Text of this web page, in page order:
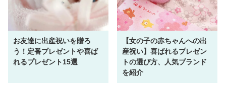
お友達に出産祝いを贈ろ
う！定番プレゼントや喜ば
れるプレゼント15選
【女の子の赤ちゃんへの出
産祝い】喜ばれるプレゼン
トの選び方、人気ブランド
を紹介